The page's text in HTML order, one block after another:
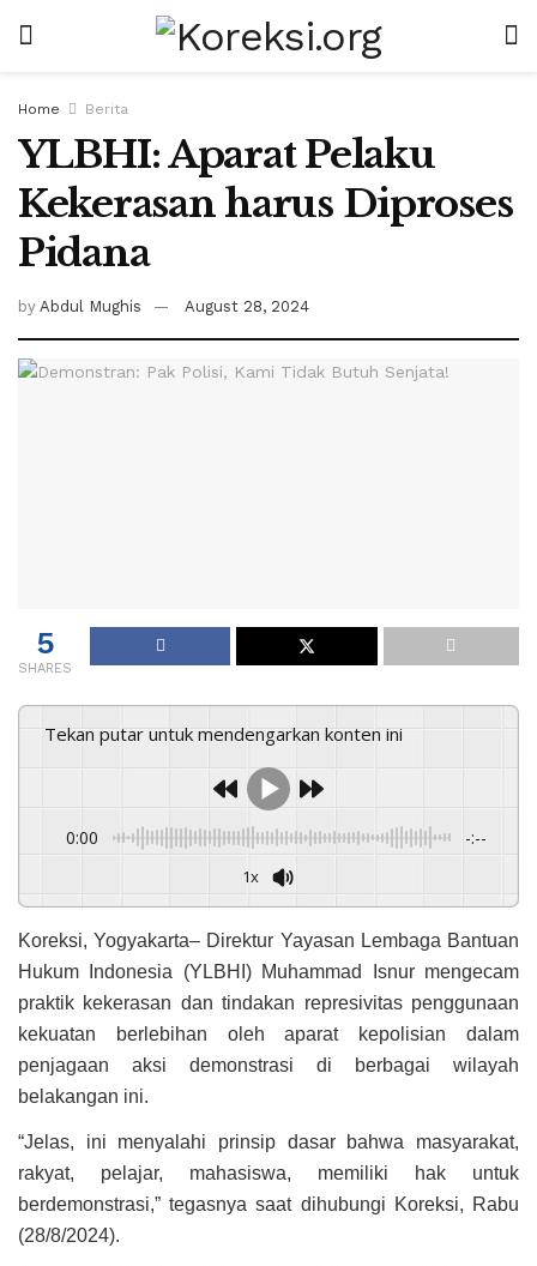
Home Berita
YLBHI: Aparat Pelaku
Kekerasan harus Diproses
Pidana
by Abdul Mughis August 28, 2024
5
SHARES
Tekan putar untuk mendengarkan konten ini
0:00 -:--
1x
Koreksi, Yogyakarta– Direktur Yayasan Lembaga Bantuan
Hukum Indonesia (YLBHI) Muhammad Isnur mengecam
praktik kekerasan dan tindakan represivitas penggunaan
kekuatan berlebihan oleh aparat kepolisian dalam
penjagaan aksi demonstrasi di berbagai wilayah
belakangan ini.
“Jelas, ini menyalahi prinsip dasar bahwa masyarakat,
rakyat, pelajar, mahasiswa, memiliki hak untuk
berdemonstrasi,” tegasnya saat dihubungi Koreksi, Rabu
(28/8/2024).